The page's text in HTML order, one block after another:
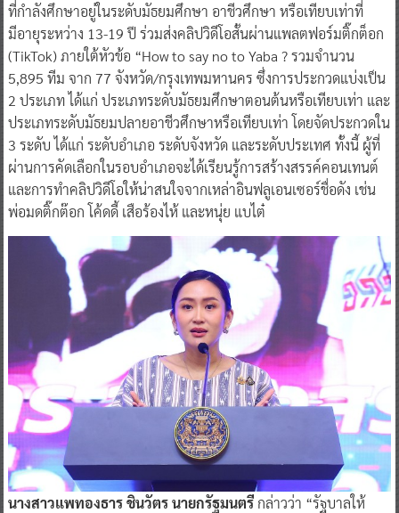
ที่กำลังศึกษาอยู่ในระดับมัธยมศึกษา อาชีวศึกษา หรือเทียบเท่าที่
มีอายุระหว่าง 13-19 ปี ร่วมส่งคลิปวิดีโอสั้นผ่านแพลตฟอร์มติ๊กต็อก
(TikTok) ภายใต้หัวข้อ “How to say no to Yaba ? รวมจำนวน
5,895 ทีม จาก 77 จังหวัด/กรุงเทพมหานคร ซึ่งการประกวดแบ่งเป็น
2 ประเภท ได้แก่ ประเภทระดับมัธยมศึกษาตอนต้นหรือเทียบเท่า และ
ประเภทระดับมัธยมปลายอาชีวศึกษาหรือเทียบเท่า โดยจัดประกวดใน
3 ระดับ ได้แก่ ระดับอำเภอ ระดับจังหวัด และระดับประเทศ ทั้งนี้ ผู้ที่
ผ่านการคัดเลือกในรอบอำเภอจะได้เรียนรู้การสร้างสรรค์คอนเทนต์
และการทำคลิปวิดีโอให้น่าสนใจจากเหล่าอินฟลูเอนเซอร์ชื่อดัง เช่น
พ่อมดติ๊กต๊อก โค้ดดี้ เสือร้องไห้ และหนุ่ย แบไต๋
นางสาวแพทองธาร ชินวัตร นายกรัฐมนตรีกล่าวว่า “รัฐบาลให้